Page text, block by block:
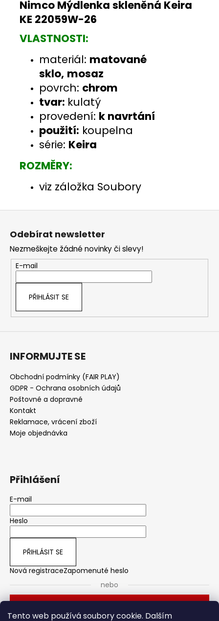
Tento web používá soubory cookie. Dalším
Nimco Mýdlenka skleněná Keira
KE 22059W-26
VLASTNOSTI:
materiál: matované
sklo, mosaz
povrch: chrom
tvar: kulatý
provedení: k navrtání
použití: koupelna
série: Keira
ROZMĚRY:
viz záložka Soubory
Z
Odebírat newsletter
Nezmeškejte žádné novinky či slevy!
E-mail
PŘIHLÁSIT SE
INFORMUJTE SE
Obchodní podmínky (FAIR PLAY)
GDPR - Ochrana osobních údajů
Poštovné a dopravné
Kontakt
Reklamace, vrácení zboží
Moje objednávka
Přihlášení
E-mail
Heslo
PŘIHLÁSIT SE
Nová registraceZapomenuté heslo
nebo